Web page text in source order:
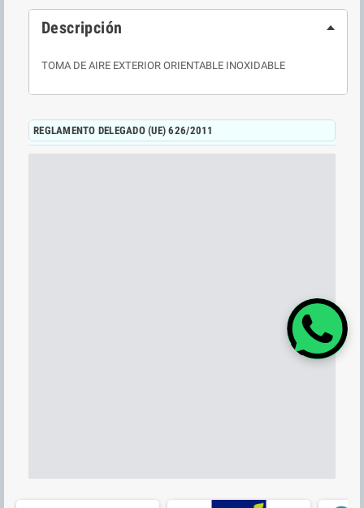
Descripción
TOMA DE AIRE EXTERIOR ORIENTABLE INOXIDABLE
REGLAMENTO DELEGADO (UE) 626/2011